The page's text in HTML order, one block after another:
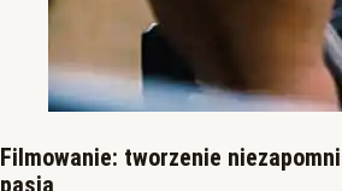
Filmowanie: tworzenie
pasją